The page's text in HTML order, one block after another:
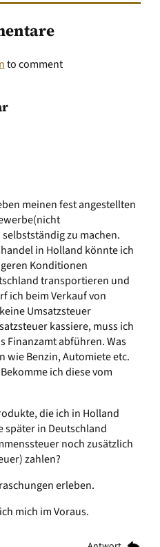
to comment
meinen fest angestellten
zu machen.
in Holland könnte ich
Konditionen
transportieren und
ich beim Verkauf von
Umsatzsteuer
kassiere, muss ich
Finanzamt abführen. Was
wie Benzin, Automiete etc.
ich diese vom
die ich in Holland
später in Deutschland
noch zusätzlich
zahlen?
erleben.
mich im Voraus.